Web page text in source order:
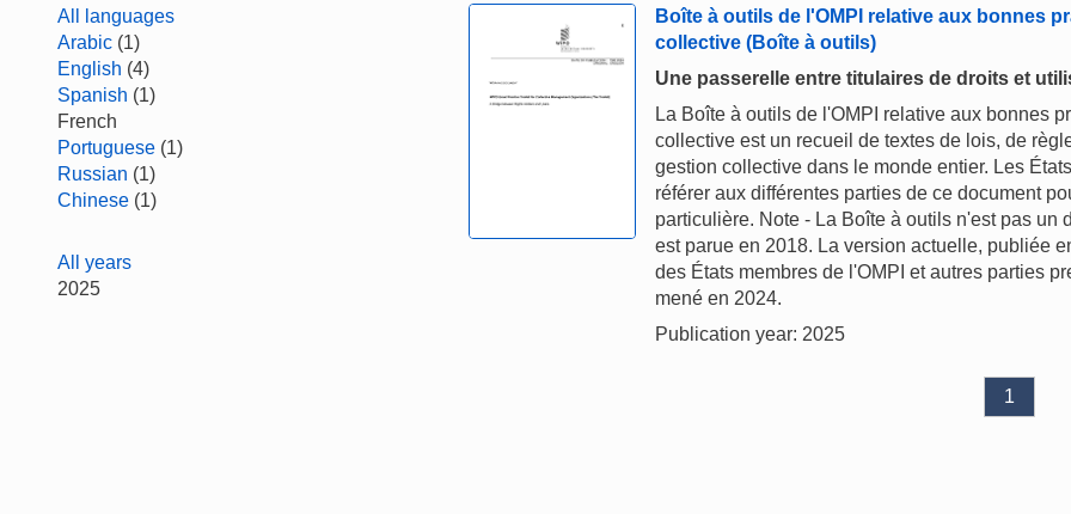
All languages
Arabic (1)
English (4)
Spanish (1)
French
Portuguese (1)
Russian (1)
Chinese (1)
All years
2025
Boîte à outils de l'OMPI relative aux bonnes
collective (Boîte à outils)
Une passerelle entre titulaires de droits et
La Boîte à outils de l'OMPI relative aux bonnes
collective est un recueil de textes de lois, de
gestion collective dans le monde entier. Les
référer aux différentes parties de ce document
particulière. Note - La Boîte à outils n'est pas un
est parue en 2018. La version actuelle, publiée
des États membres de l'OMPI et autres parties
mené en 2024.
Publication year: 2025
1